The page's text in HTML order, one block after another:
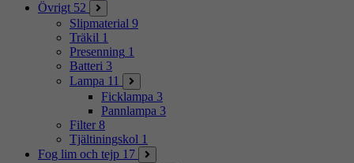
Övrigt 52
Slipmaterial 9
Träkil 1
Presenning 1
Batteri 3
Lampa 11
Ficklampa 3
Pannlampa 3
Filter 8
Tjältiningskol 1
Fog lim och tejp 17